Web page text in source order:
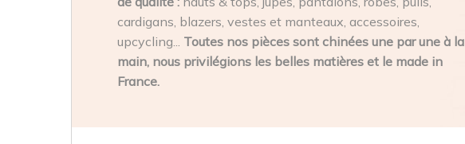
cardigans, blazers, vestes et manteaux, accessoires,
upcycling... Toutes nos pièces sont chinées une par une à la
main, nous privilégions les belles matières et le made in
France.